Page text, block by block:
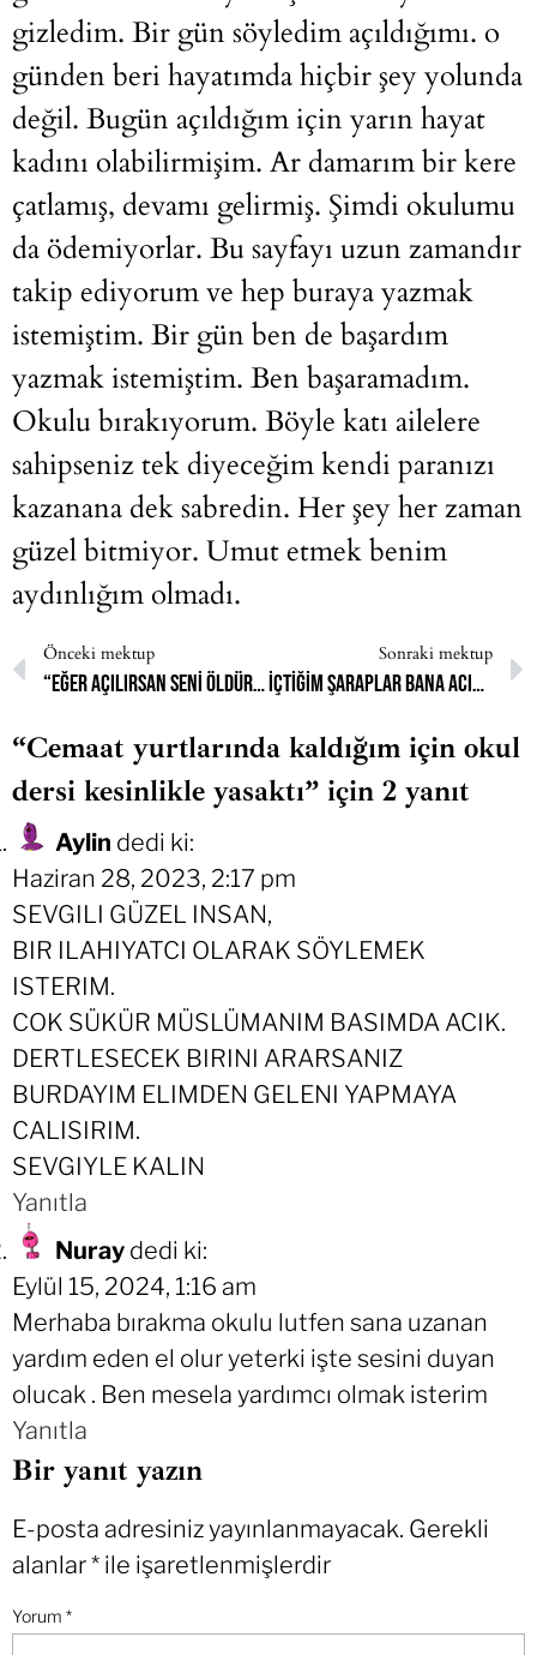
gizledim. Bir gün söyledim açıldığımı. o
günden beri hayatımda hiçbir şey yolunda
değil. Bugün açıldığım için yarın hayat
kadını olabilirmişim. Ar damarım bir kere
çatlamış, devamı gelirmiş. Şimdi okulumu
da ödemiyorlar. Bu sayfayı uzun zamandır
takip ediyorum ve hep buraya yazmak
istemiştim. Bir gün ben de başardım
yazmak istemiştim. Ben başaramadım.
Okulu bırakıyorum. Böyle katı ailelere
sahipseniz tek diyeceğim kendi paranızı
kazanana dek sabredin. Her şey her zaman
güzel bitmiyor. Umut etmek benim
aydınlığım olmadı.
Önceki mektup
“Eğer açılırsan seni öldürürüm” dediği kulağımdan çıkmıyor
Sonraki mektup
İçtiğim şaraplar bana acıyordu
“Cemaat yurtlarında kaldığım için okul
dersi kesinlikle yasaktı” için 2 yanıt
Aylin dedi ki:
Haziran 28, 2023, 2:17 pm
SEVGILI GÜZEL INSAN,
BIR ILAHIYATCI OLARAK SÖYLEMEK
ISTERIM.
COK SÜKÜR MÜSLÜMANIM BASIMDA ACIK.
DERTLESECEK BIRINI ARARSANIZ
BURDAYIM ELIMDEN GELENI YAPMAYA
CALISIRIM.
SEVGIYLE KALIN
Yanıtla
Nuray dedi ki:
Eylül 15, 2024, 1:16 am
Merhaba bırakma okulu lutfen sana uzanan
yardım eden el olur yeterki işte sesini duyan
olucak . Ben mesela yardımcı olmak isterim
Yanıtla
Bir yanıt yazın
E-posta adresiniz yayınlanmayacak. Gerekli
alanlar* ile işaretlenmişlerdir
Yorum *